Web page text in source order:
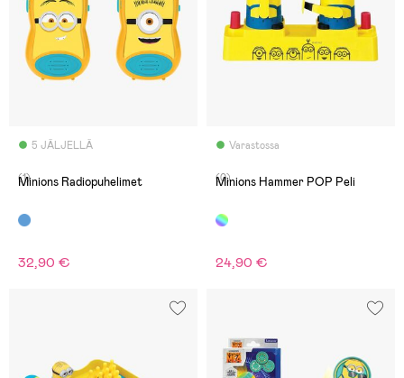
5 JÄLJELLÄ
(1)
Minions Radiopuhelimet
32,90 €
Varastossa
(0)
Minions Hammer POP Peli
24,90 €